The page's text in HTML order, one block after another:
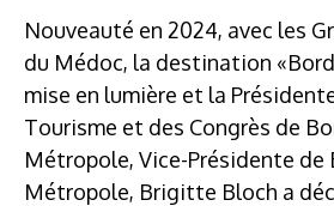
Nouveauté en 2024, avec les
du Médoc, la destination
mise en lumière et la
Tourisme et des Congrès de
Métropole, Vice-Présidente de
Métropole, Brigitte Bloch a